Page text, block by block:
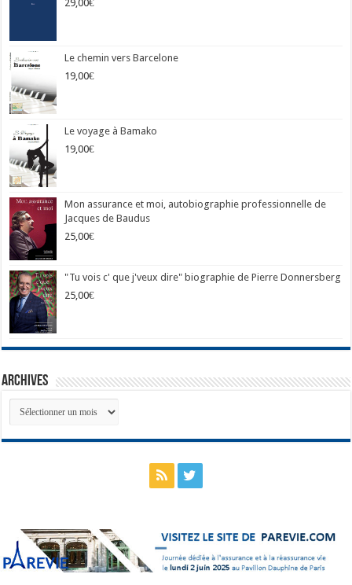
29,00€
Le chemin vers Barcelone
19,00€
Le voyage à Bamako
19,00€
Mon assurance et moi, autobiographie professionnelle de
Jacques de Baudus
25,00€
"Tu vois c' que j'veux dire" biographie de Pierre Donnersberg
25,00€
Archives
Archives